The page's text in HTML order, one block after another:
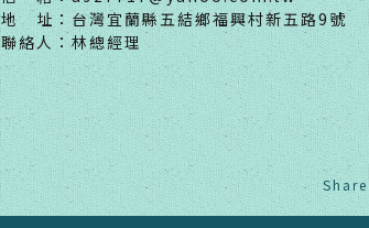
地 址：台灣宜蘭縣五結鄉福興村新五路9號
聯絡人：林總經理